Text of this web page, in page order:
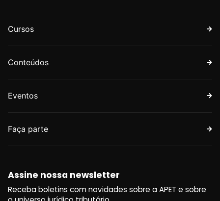
Cursos
Conteúdos
Eventos
Faça parte
Assine nossa newsletter
Receba boletins com novidades sobre a APET e sobre